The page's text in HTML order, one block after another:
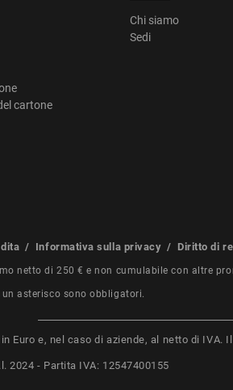
cartone
Chi siamo
Sedi
/ Informativa sulla privacy / Diritto di
netto di 250 € e non cumulabile con altre
un asterisco sono obbligatori.
Euro e, nel caso di aziende, al netto di IVA.
2024 - Partita IVA: 12547400155